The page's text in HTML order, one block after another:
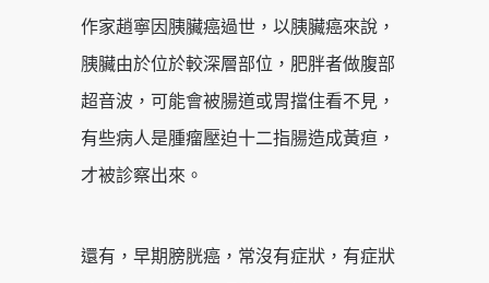
作家趙寧因胰臟癌過世，以胰臟癌來說，
胰臟由於位於較深層部位，肥胖者做腹部
超音波，可能會被腸道或胃擋住看不見，
有些病人是腫瘤壓迫十二指腸造成黃疸，
才被診察出來。
還有，早期膀胱癌，常沒有症狀，有症狀